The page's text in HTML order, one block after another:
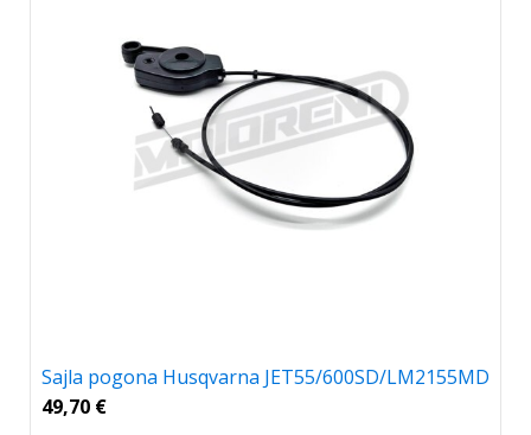
Sajla pogona Husqvarna JET55/600SD/LM2155MD
49,70 €